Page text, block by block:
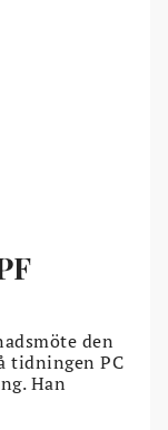
den
tidningen PC
Han